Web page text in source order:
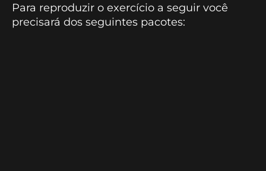
Para reproduzir o exercício a seguir você
precisará dos seguintes pacotes: